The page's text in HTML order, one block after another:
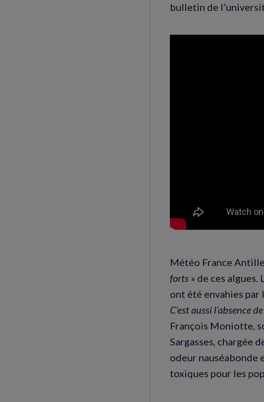
bulletin de
Météo France
forts » de ces
ont été envahies par
C’est aussi l’absence
François Moniotte,
Sargasses, chargée
odeur nauséabonde
toxiques pour les